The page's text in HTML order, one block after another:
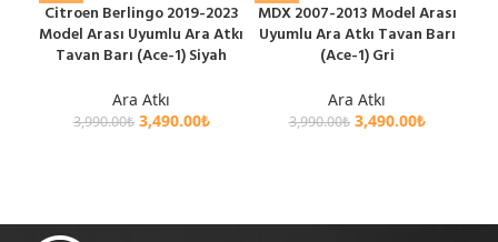
Citroen Berlingo 2019-2023
Model Arası Uyumlu Ara Atkı
Tavan Barı (Ace-1) Siyah
Ara Atkı
3,990.00₺ 3,490.00₺
MDX 2007-2013 Model Arası
Uyumlu Ara Atkı Tavan Barı
(Ace-1) Gri
Ara Atkı
3,990.00₺ 3,490.00₺